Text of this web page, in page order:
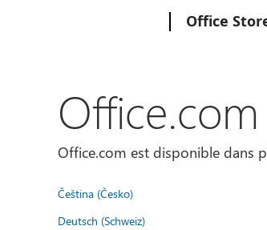
Office
Office.com est disponible dans
Čeština (Česko)
Deutsch (Schweiz)